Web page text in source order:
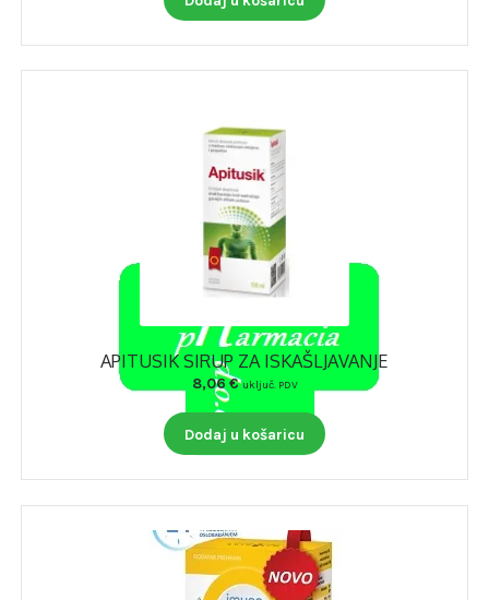
APITUSIK SIRUP ZA ISKAŠLJAVANJE
8,06€ uključ. PDV
Dodaj u košaricu